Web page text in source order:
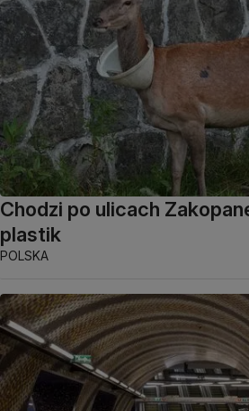
Chodzi po ulicach
plastik
POLSKA